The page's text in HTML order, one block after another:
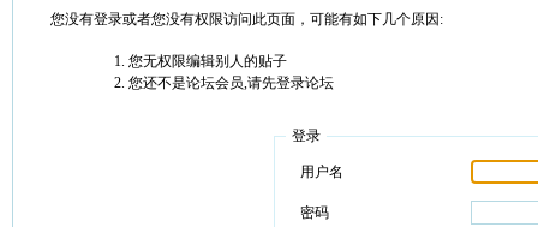
您没有登录或者您没有权限访问此页面，可能有如下几个原因:
您无权限编辑别人的贴子
您还不是论坛会员,请先登录论坛
登录
用户名
密码